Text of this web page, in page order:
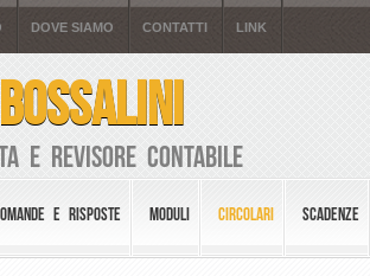
DOVE SIAMO CONTATTI LINK
e Revisore Contabile
E RISPOSTE MODULI CIRCOLARI SCADENZE